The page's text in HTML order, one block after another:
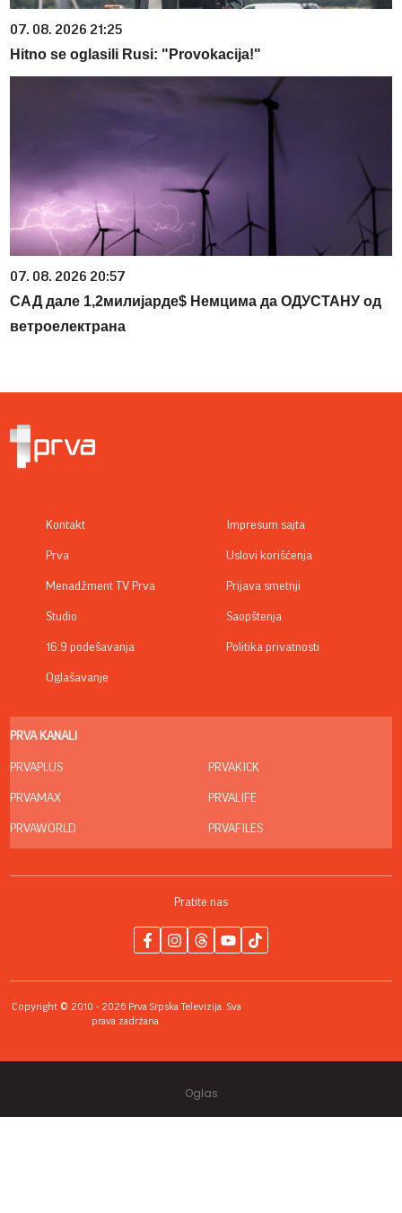
07. 08. 2026 21:25
Hitno se oglasili Rusi: "Provokacija!"
07. 08. 2026 20:57
САД дале 1,2милијарде$ Немцима да ОДУСТАНУ од
ветроелектрана
Kontakt
Prva
Menadžment TV Prva
Studio
16:9 podešavanja
Oglašavanje
Impresum sajta
Uslovi korišćenja
Prijava smetnji
Saopštenja
Politika privatnosti
PRVA KANALI
PRVAPLUS
PRVAMAX
PRVAWORLD
PRVAKICK
PRVALIFE
PRVAFILES
Pratite nas
Copyright © 2010 - 2026 Prva Srpska Televizija. Sva
prava zadržana.